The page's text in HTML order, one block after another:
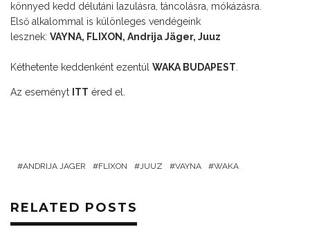
könnyed kedd délutáni lazulásra, táncolásra, mókázásra.
Első alkalommal is különleges vendégeink
lesznek: VAYNA, FLIXON, Andrija Jäger, Juuz
Kéthetente keddenként ezentúl WAKA BUDAPEST
Az eseményt ITT éred el.
ANDRIJA JAGER FLIXON JUUZ VAYNA WAKA
RELATED POSTS